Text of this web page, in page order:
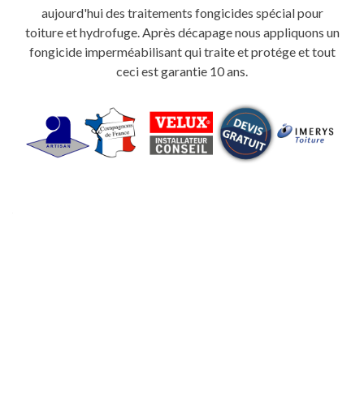
aujourd'hui des traitements fongicides spécial pour
toiture et hydrofuge. Après décapage nous appliquons un
fongicide imperméabilisant qui traite et protége et tout
ceci est garantie 10 ans.